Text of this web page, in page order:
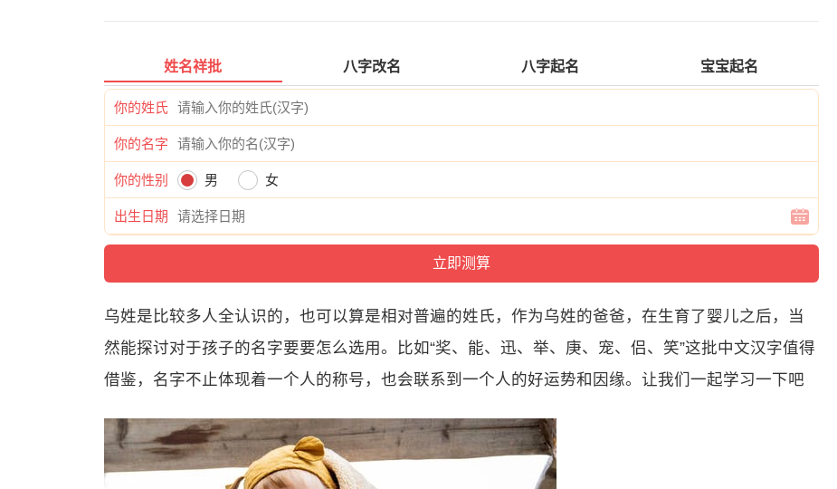
姓名祥批 八字改名 八字起名 宝宝起名
你的姓氏
你的名字
你的性别 男 女
出生日期
乌姓是比较多人全认识的，也可以算是相对普遍的姓氏，作为乌姓的爸爸，在生育了婴儿之后，当
然能探讨对于孩子的名字要要怎么选用。比如“奖、能、迅、举、庚、宠、侣、笑”这批中文汉字值得
借鉴，名字不止体现着一个人的称号，也会联系到一个人的好运势和因缘。让我们一起学习一下吧